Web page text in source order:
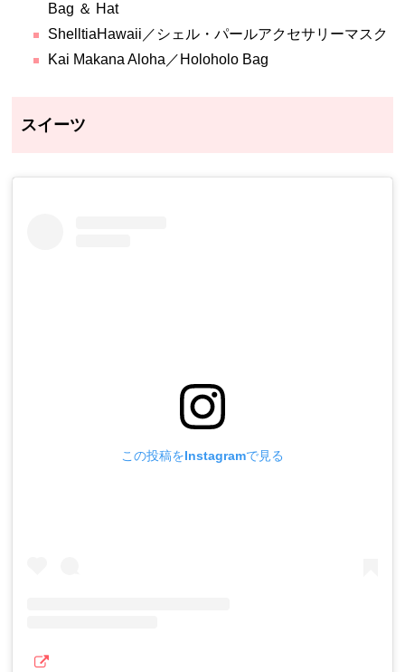
Bag ＆ Hat
ShelltiaHawaii／シェル・パールアクセサリーマスク
Kai Makana Aloha／Holoholo Bag
スイーツ
この投稿をInstagramで見る